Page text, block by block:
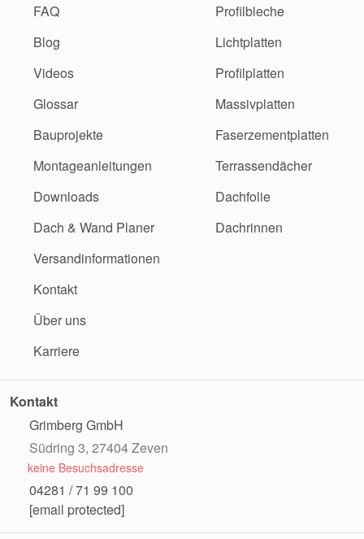
FAQ
Blog
Videos
Glossar
Bauprojekte
Montageanleitungen
Downloads
Dach & Wand Planer
Versandinformationen
Kontakt
Über uns
Karriere
Profilbleche
Lichtplatten
Profilplatten
Massivplatten
Faserzementplatten
Terrassendächer
Dachfolie
Dachrinnen
Kontakt
Grimberg GmbH
Südring 3, 27404 Zeven
keine Besuchsadresse
04281 / 71 99 100
[email protected]